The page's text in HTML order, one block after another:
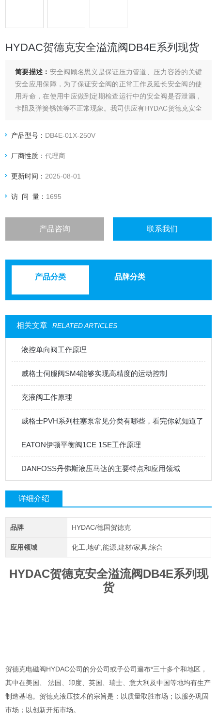
HYDAC贺德克安全溢流阀DB4E系列现货
简要描述： 安全阀顾名思义是保证压力管道、压力容器的关键
安全应用保障，为了保证安全阀的正常工作及延长安全阀的使
用寿命，在使用中应做到定期检查运行中的安全阀是否泄漏，
卡阻及弹簧锈蚀等不正常现象。我司供应有HYDAC贺德克安全
产品型号： DB4E-01X-250V
厂商性质：代理商
更新时间： 2025-08-01
访 问 量： 1695
产品咨询 联系我们
产品分类 品牌分类
相关文章 RELATED ARTICLES
液控单向阀工作原理
威格士伺服阀SM4能够实现高精度的运动控制
充液阀工作原理
威格士PVH系列柱塞泵常见分类有哪些，看完你就知道了
EATON伊顿平衡阀1CE 1SE工作原理
DANFOSS丹佛斯液压马达的主要特点和应用领域
详细介绍
品牌 HYDAC/德国贺德克
应用领域 化工,地矿,能源,建材/家具,综合
HYDAC贺德克安全溢流阀DB4E系列现
货
贺德克电磁阀HYDAC公司的分公司或子公司遍布*三十多个和地区，
其中在美国、 法国、印度、英国、瑞士、意大利及中国等地均有生产
制造基地。贺德克液压技术的宗旨是：以质量取胜市场；以服务巩固
市场；以创新开拓市场。